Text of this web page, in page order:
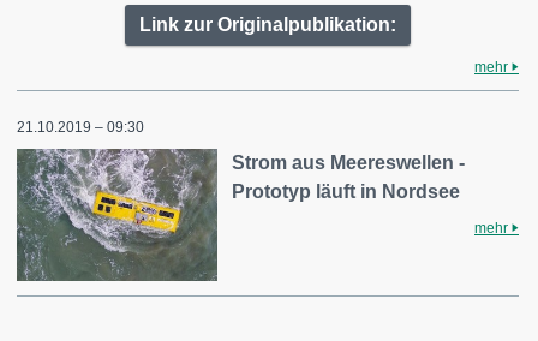
Link zur Originalpublikation:
mehr
21.10.2019 – 09:30
Strom aus Meereswellen -
Prototyp läuft in Nordsee
mehr